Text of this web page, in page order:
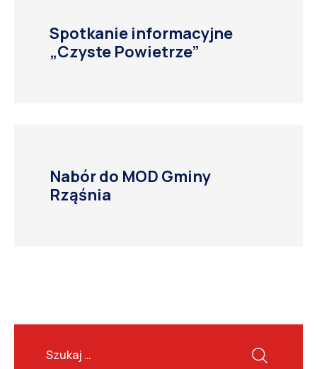
Spotkanie informacyjne
„Czyste Powietrze”
Nabór do MOD Gminy
Rząśnia